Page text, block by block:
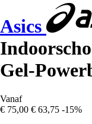
Asics
Gel-
Vanaf
€ 75,00 € 63,75 -15%